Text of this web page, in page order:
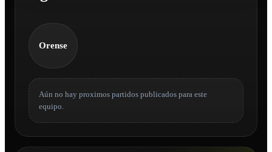
Orense
Aún no hay proximos partidos publicados para este
equipo.